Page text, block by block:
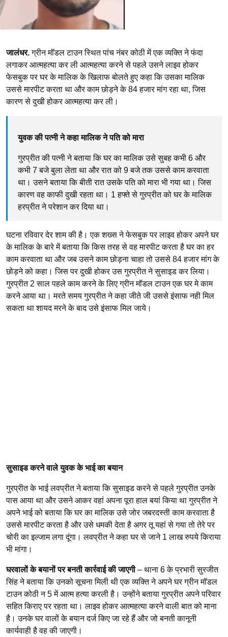
जालंधर.ग्रीन मॉडल टाउन स्थित पांच नंबर कोठी में एक व्यक्ति ने फंदा
लगाकर आत्महत्या कर ली आत्महत्या करने से पहले उसने लाइव होकर
फेसबुक पर घर के मालिक के खिलाफ बोलते हुए कहा कि उसका मालिक
उससे मारपीट करता था और काम छोड़ने के 84 हजार मांग रहा था, जिस
कारण से दुखी होकर आत्महत्या कर ली।
युवक की पत्नी ने कहा मालिक ने पति को मारा
गुरप्रीत की पत्नी ने बताया कि घर का मालिक उसे सुबह कभी 6 और
कभी 7 बजे बुला लेता था और रात को 9 बजे तक उससे काम करवाता
था। उसने बताया कि बीती रात उसके पति को मारा भी गया था। जिस
कारण वह काफी दुखी रहता था। 1 हफ्ते से गुरप्रीत को घर के मालिक
हरप्रीत ने परेशान कर दिया था।
घटना रविवार देर शाम की है। एक शख्स ने फेसबुक पर लाइव होकर अपने घर
के मालिक के बारे में बताया कि किस तरह से वह मारपीट करता है घर का हर
काम करवाता था और जब उसने काम छोड़ना चाहा तो उससे 84 हजार मांग के
छोड़ने को कहा। जिस पर दुखी होकर उस गुरप्रीत ने सुसाइड कर लिया।
गुरप्रीत 2 साल पहले काम करने के लिए ग्रीन मॉडल टाउन एक घर मे काम
करने आया था। मरते समय गुरप्रीत ने कहा जीते जी उससे इंसाफ नही मिल
सकता था शायद मरने के बाद उसे इंसाफ मिल जाये।
सुसाइड करने वाले युवक के भाई का बयान
गुरप्रीत के भाई लवप्रीत ने बताया कि सुसाइड करने से पहले गुरप्रीत उनके
पास आया था और उसने आकर वहां अपना पूरा हाल बयां किया था गुरप्रीत ने
अपने भाई को बताया कि घर का मालिक उसे जोर जबरदस्ती काम करवाता है
उससे मारपीट करता है और उसे धमकी देता है अगर तू यहां से गया तो तेरे पर
चोरी का इल्जाम लगा दूंगा। लवप्रीत ने कहा घर से जाने 1 लाख रुपये किराया
भी मांगा।
घरवालों के बयानों पर बनती कार्रवाई की जाएगी– थाना 6 के प्रभारी सुरजीत
सिंह ने बताया कि उनको सूचना मिली थी एक व्यक्ति ने अपने घर ग्रीन मॉडल
टाउन कोठी न 5 में आत्म हत्या करली है। उन्होंने बताया गुरप्रीत अपने परिवार
सहित किराए पर रहता था। लाइव होकर आत्महत्या करने वाली बात को माना
है। उनके घर वालों के बयान दर्ज किए जा रहे हैं और जो बनती कानूनी
कार्यवाही है वह की जाएगी।